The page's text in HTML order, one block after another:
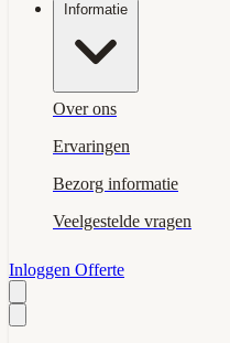
Informatie
Over ons
Ervaringen
Bezorg informatie
Veelgestelde vragen
Inloggen Offerte